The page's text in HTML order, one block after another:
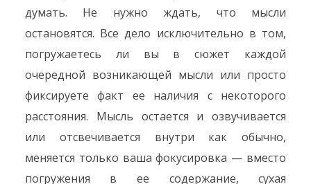
думать. Не нужно ждать, что мысли
остановятся. Все дело исключительно в том,
погружаетесь ли вы в сюжет каждой
очередной возникающей мысли или просто
фиксируете факт ее наличия с некоторого
расстояния. Мысль остается и озвучивается
или отсвечивается внутри как обычно,
меняется только ваша фокусировка — вместо
погружения в ее содержание, сухая